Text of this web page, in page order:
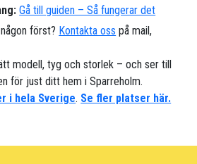
Gå till guiden – Så fungerar det
först? Kontakta oss på mail,
modell, tyg och storlek – och ser till
för just ditt hem i Sparreholm.
i hela Sverige. Se fler platser här.